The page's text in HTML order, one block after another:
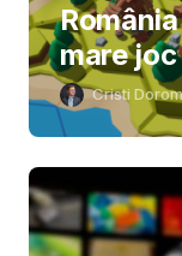
mare
Cristi